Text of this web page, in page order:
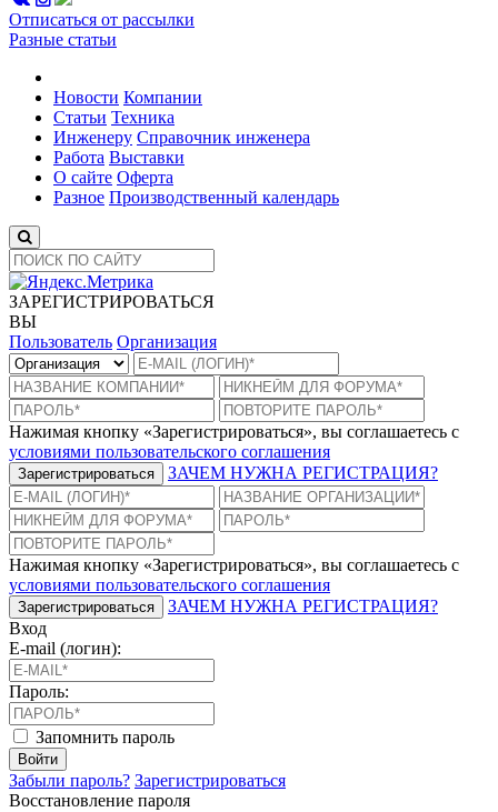
Отписаться от рассылки
Разные статьи
Новости Компании
Статьи Техника
Инженеру Справочник инженера
Работа Выставки
О сайте Оферта
Разное Производственный календарь
ЗАРЕГИСТРИРОВАТЬСЯ
ВЫ
Пользователь Организация
Нажимая кнопку «Зарегистрироваться», вы соглашаетесь с
условиями пользовательского соглашения
Зарегистрироваться ЗАЧЕМ НУЖНА РЕГИСТРАЦИЯ?
Нажимая кнопку «Зарегистрироваться», вы соглашаетесь с
условиями пользовательского соглашения
Зарегистрироваться
ЗАЧЕМ НУЖНА РЕГИСТРАЦИЯ?
Вход
E-mail (логин):
Пароль:
Запомнить пароль
Войти
Забыли пароль? Зарегистрироваться
Восстановление пароля